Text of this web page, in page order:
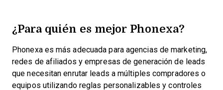
¿Para quién es mejor Phonexa?
Phonexa es más adecuada para agencias de marketing,
redes de afiliados y empresas de generación de leads
que necesitan enrutar leads a múltiples compradores o
equipos utilizando reglas personalizables y controles